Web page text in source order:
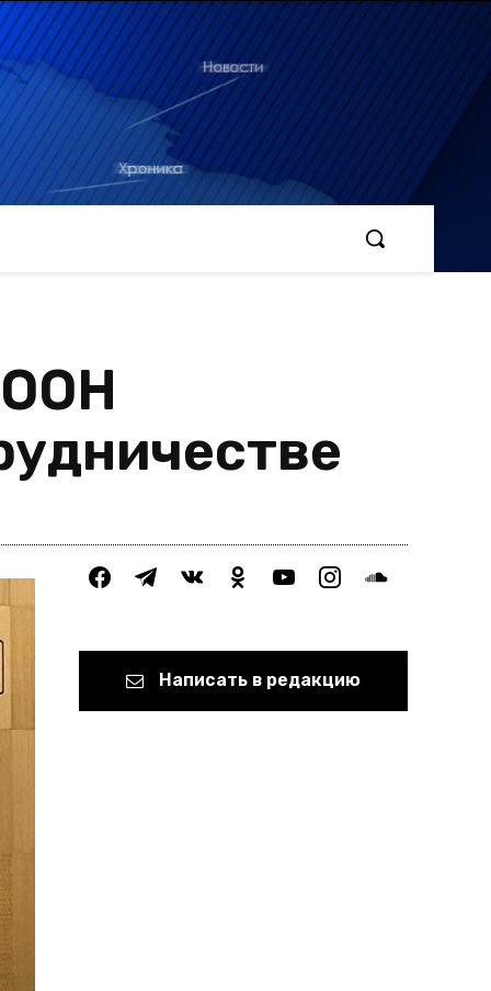
facebooktelegramvkontakteodnoklassniki
youtubeinstagramsoundcloud
Написать в редакцию